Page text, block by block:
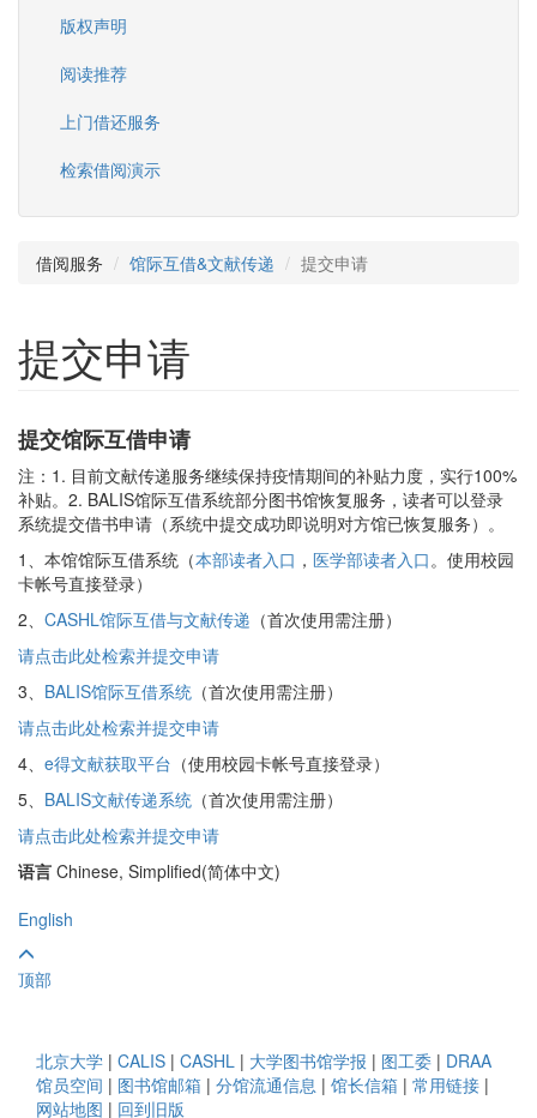
版权声明
阅读推荐
上门借还服务
检索借阅演示
借阅服务 馆际互借&文献传递 提交申请
提交申请
提交馆际互借申请
注：1. 目前文献传递服务继续保持疫情期间的补贴力度，实行100%
补贴。2. BALIS馆际互借系统部分图书馆恢复服务，读者可以登录
系统提交借书申请（系统中提交成功即说明对方馆已恢复服务）。
1、 本馆馆际互借系统 （本部读者入口 ， 医学部读者入口。使用校园
卡帐号直接登录）
2、 CASHL馆际互借与文献传递 （首次使用需注册）
请点击此处检索并提交申请
3、 BALIS馆际互借系统 （首次使用需注册）
请点击此处检索并提交申请
4、 e得文献获取平台 （使用校园卡帐号直接登录）
5、 BALIS文献传递系统 （首次使用需注册）
请点击此处检索并提交申请
语言 Chinese, Simplified(简体中文)
English
顶部
北京大学 | CALIS | CASHL | 大学图书馆学报 | 图工委 | DRAA
馆员空间 | 图书馆邮箱 | 分馆流通信息 | 馆长信箱 | 常用链接 |
网站地图 | 回到旧版